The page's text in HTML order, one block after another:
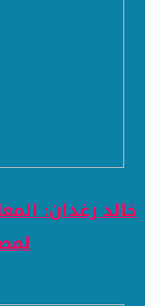
خالد رغدان: